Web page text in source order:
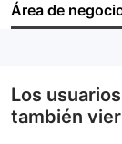
Empresa
Área de
Los
también